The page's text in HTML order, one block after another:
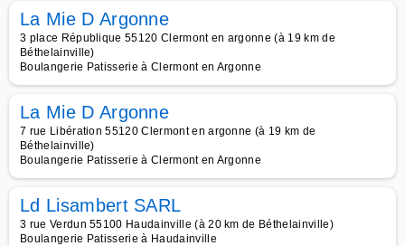
La Mie D Argonne
3 place République 55120 Clermont en argonne (à 19 km de
Béthelainville)
Boulangerie Patisserie à Clermont en Argonne
La Mie D Argonne
7 rue Libération 55120 Clermont en argonne (à 19 km de
Béthelainville)
Boulangerie Patisserie à Clermont en Argonne
Ld Lisambert SARL
3 rue Verdun 55100 Haudainville (à 20 km de Béthelainville)
Boulangerie Patisserie à Haudainville